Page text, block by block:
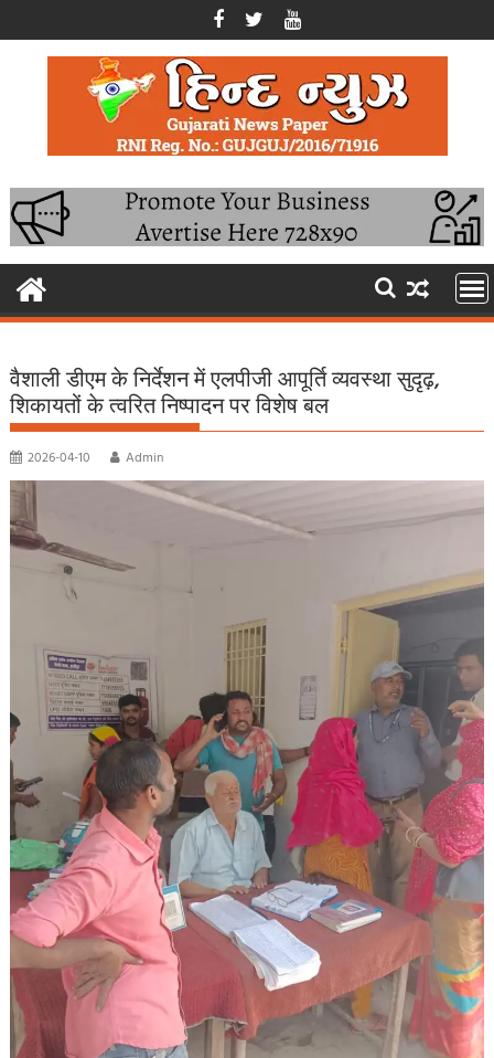
to
content
वैशाली डीएम के निर्देशन में एलपीजी आपूर्ति व्यवस्था सुदृढ़,
शिकायतों के त्वरित निष्पादन पर विशेष बल
2026-04-10 Admin